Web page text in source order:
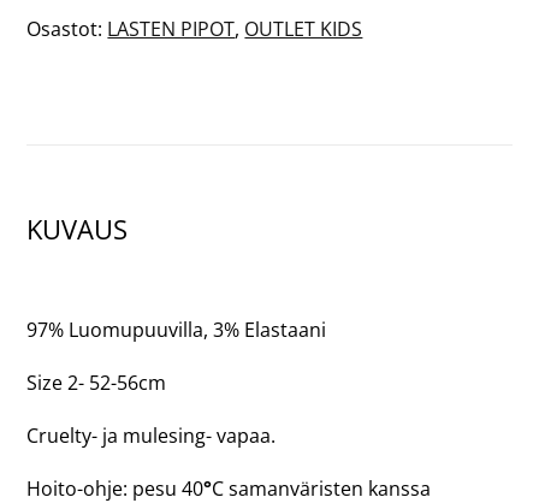
Osastot: LASTEN PIPOT, OUTLET KIDS
KUVAUS
97% Luomupuuvilla, 3% Elastaani
Size 2- 52-56cm
Cruelty- ja mulesing- vapaa.
Hoito-ohje: pesu 40°C samanväristen kanssa